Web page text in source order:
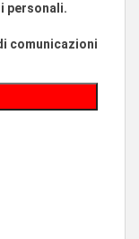
personali.
comunicazioni